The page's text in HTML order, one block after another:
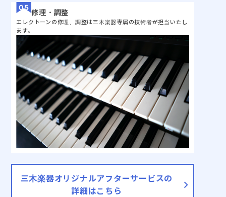
修理・調整
エレクトーンの修理、調整は三木楽器専属の技術者が担当いたし
ます。
三木楽器オリジナルアフターサービスの
詳細はこちら